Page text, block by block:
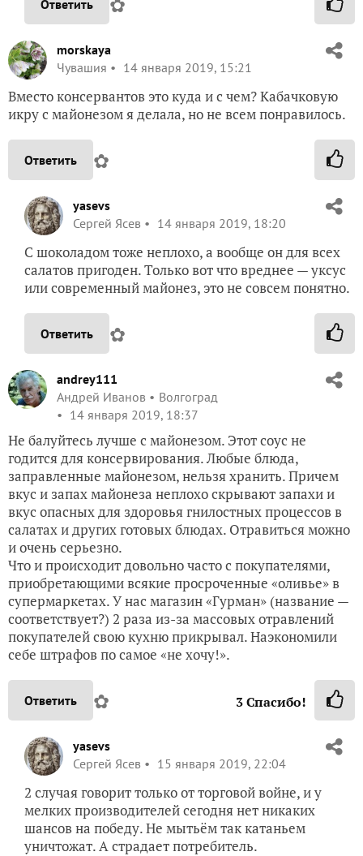
Ответить
morskaya
Чувашия
14 января 2019, 15:21
Вместо консервантов это куда и с чем? Кабачковую
икру с майонезом я делала, но не всем понравилось.
Ответить ✿
yasevs
Сергей Ясев
14 января 2019, 18:20
С шоколадом тоже неплохо, а вообще он для всех
салатов пригоден. Только вот что вреднее — уксус
или современный майонез, это не совсем понятно.
Ответить ✿
andrey111
Андрей Иванов
Волгоград
14 января 2019, 18:37
Не балуйтесь лучше с майонезом. Этот соус не
годится для консервирования. Любые блюда,
заправленные майонезом, нельзя хранить. Причем
вкус и запах майонеза неплохо скрывают запахи и
вкус опасных для здоровья гнилостных процессов в
салатах и других готовых блюдах. Отравиться можно
и очень серьезно.
Что и происходит довольно часто с покупателями,
приобретающими всякие просроченные «оливье» в
супермаркетах. У нас магазин «Гурман» (название —
соответствует?) 2 раза из-за массовых отравлений
покупателей свою кухню прикрывал. Наэкономили
себе штрафов по самое «не хочу!».
Ответить ✿ 3Спасибо!
yasevs
Сергей Ясев
15 января 2019, 22:04
2 случая говорит только от торговой войне, и у
мелких производителей сегодня нет никаких
шансов на победу. Не мытьём так катаньем
уничтожат. А страдает потребитель.